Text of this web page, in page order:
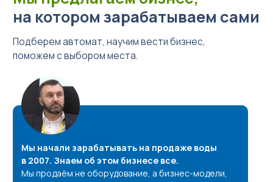
на котором зарабатываем сами
Подберем автомат, научим вести бизнес,
поможем с выбором места.
Мы начали зарабатывать на продаже воды
в 2007. Знаем об этом бизнесе все.
Мы продаём не оборудование, а бизнес-модели,